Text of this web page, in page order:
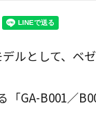
ルとして、ベ
「GA-B001／